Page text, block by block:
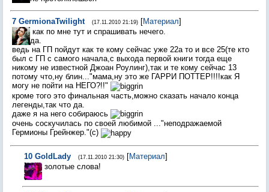
7 GermionaTwilight (17.11.2010 21:19) [Материал]
как по мне тут и спрашивать нечего.
да.
ведь на ГП пойдут как те кому сейчас уже 22а то и все 25(те кто
был с ГП с самого начала,с выхода первой книги тогда еще
никому не известной Джоан Роулинг),так и те кому сейчас 13
потому что,ну блин..."мама,ну это же ГАРРИ ПОТТЕР!!!!как Я
могу не пойти на НЕГО?!!"
кроме того это финальная часть,можно сказать начало конца
легенды,так что да.
даже я на него собираюсь
очень соскучилась по своей любимой ..."неподражаемой
Гермионы Грейнжер."(с)
10 GoldLady (17.11.2010 21:30) [Материал]
золотые слова!